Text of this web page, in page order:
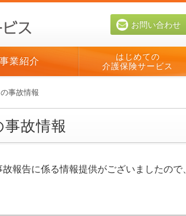
お問い合わせ
事業紹介
はじめての
介護保険サービス
事故情報
事故情報
報告に係る情報提供がございましたので、